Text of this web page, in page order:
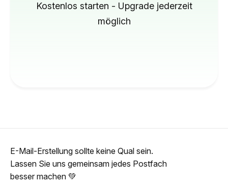
Kostenlos starten - Upgrade jederzeit
möglich
E-Mail-Erstellung sollte keine Qual sein.
Lassen Sie uns gemeinsam jedes Postfach
besser machen 💚